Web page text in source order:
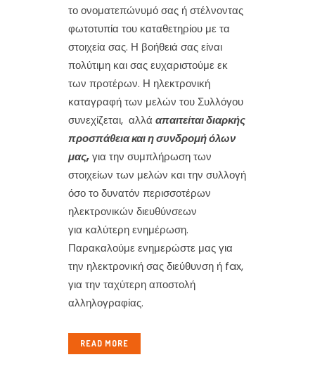
το ονοματεπώνυμό σας ή στέλνοντας
φωτοτυπία του καταθετηρίου με τα
στοιχεία σας. Η βοήθειά σας είναι
πολύτιμη και σας ευχαριστούμε εκ
των προτέρων. Η ηλεκτρονική
καταγραφή των μελών του Συλλόγου
συνεχίζεται, αλλά απαιτείται διαρκής
προσπάθεια και η συνδρομή όλων
μας,για την συμπλήρωση των
στοιχείων των μελών και την συλλογή
όσο το δυνατόν περισσοτέρων
ηλεκτρονικών διευθύνσεων
για καλύτερη ενημέρωση.
Παρακαλούμε ενημερώστε μας για
την ηλεκτρονική σας διεύθυνση ή fax,
για την ταχύτερη αποστολή
αλληλογραφίας.
READ MORE